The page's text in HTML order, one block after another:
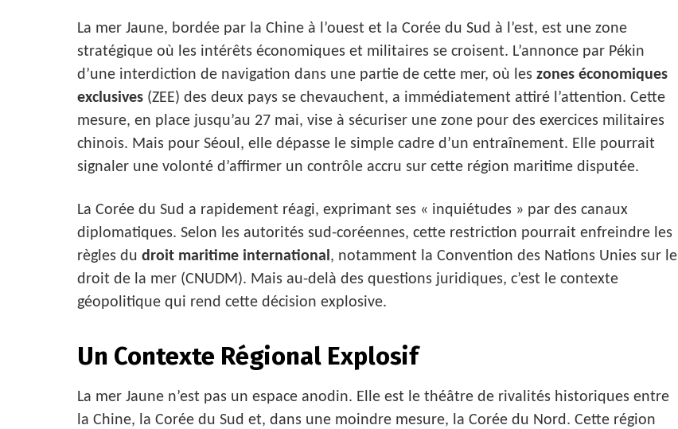
La mer Jaune, bordée par la Chine à l’ouest et la Corée du Sud à l’est, est une zone
stratégique où les intérêts économiques et militaires se croisent. L’annonce par Pékin
d’une interdiction de navigation dans une partie de cette mer, où les zones économiques
exclusives (ZEE) des deux pays se chevauchent, a immédiatement attiré l’attention. Cette
mesure, en place jusqu’au 27 mai, vise à sécuriser une zone pour des exercices militaires
chinois. Mais pour Séoul, elle dépasse le simple cadre d’un entraînement. Elle pourrait
signaler une volonté d’affirmer un contrôle accru sur cette région maritime disputée.
La Corée du Sud a rapidement réagi, exprimant ses « inquiétudes » par des canaux
diplomatiques. Selon les autorités sud-coréennes, cette restriction pourrait enfreindre les
règles du droit maritime international , notamment la Convention des Nations Unies sur le
droit de la mer (CNUDM). Mais au-delà des questions juridiques, c’est le contexte
géopolitique qui rend cette décision explosive.
Un Contexte Régional Explosif
La mer Jaune n’est pas un espace anodin. Elle est le théâtre de rivalités historiques entre
la Chine, la Corée du Sud et, dans une moindre mesure, la Corée du Nord. Cette région